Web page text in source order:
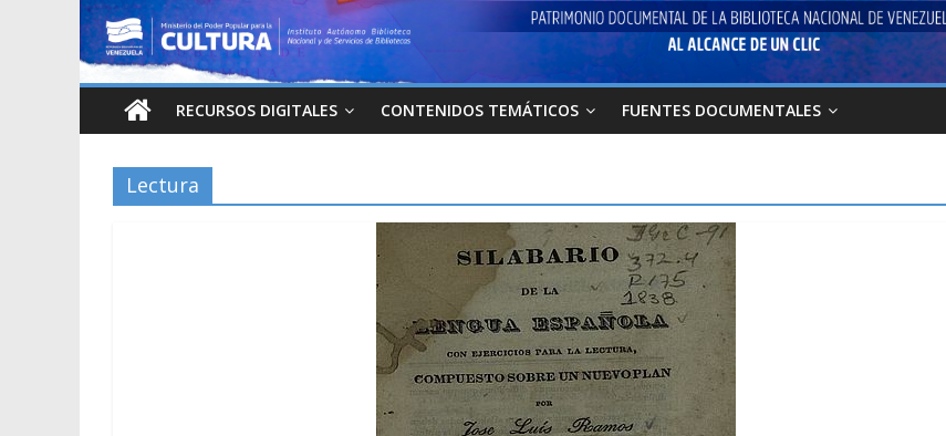
RECURSOS DIGITALES CONTENIDOS TEMÁTICOS FUENTES DOCUMENTALES
Lectura